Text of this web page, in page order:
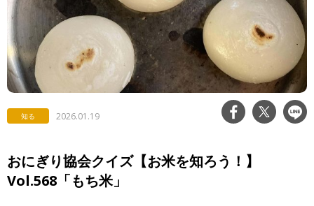
知る 2026.01.19
おにぎり協会クイズ【お米を知ろう！】
Vol.568「もち米」